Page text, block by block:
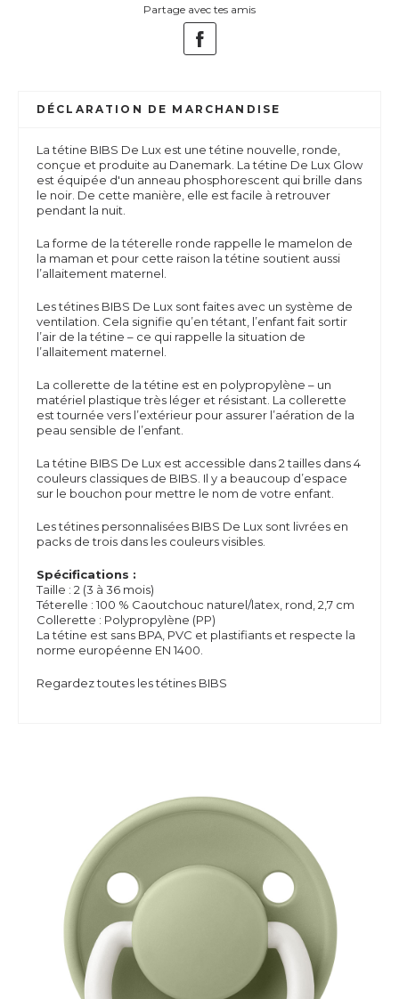
Partage avec tes amis
DÉCLARATION DE MARCHANDISE
La tétine BIBS De Lux est une tétine nouvelle, ronde,
conçue et produite au Danemark. La tétine De Lux Glow
est équipée d'un anneau phosphorescent qui brille dans
le noir. De cette manière, elle est facile à retrouver
pendant la nuit.
La forme de la téterelle ronde rappelle le mamelon de
la maman et pour cette raison la tétine soutient aussi
l’allaitement maternel.
Les tétines BIBS De Lux sont faites avec un système de
ventilation. Cela signifie qu’en tétant, l’enfant fait sortir
l’air de la tétine – ce qui rappelle la situation de
l’allaitement maternel.
La collerette de la tétine est en polypropylène – un
matériel plastique très léger et résistant. La collerette
est tournée vers l’extérieur pour assurer l’aération de la
peau sensible de l’enfant.
La tétine BIBS De Lux est accessible dans 2 tailles dans 4
couleurs classiques de BIBS. Il y a beaucoup d’espace
sur le bouchon pour mettre le nom de votre enfant.
Les tétines personnalisées BIBS De Lux sont livrées en
packs de trois dans les couleurs visibles.
Spécifications :
Taille : 2 (3 à 36 mois)
Téterelle : 100 % Caoutchouc naturel/latex, rond, 2,7 cm
Collerette : Polypropylène (PP)
La tétine est sans BPA, PVC et plastifiants et respecte la
norme européenne EN 1400.
Regardez toutes les tétines BIBS